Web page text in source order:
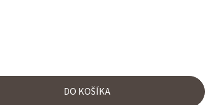
DO KOŠÍKA